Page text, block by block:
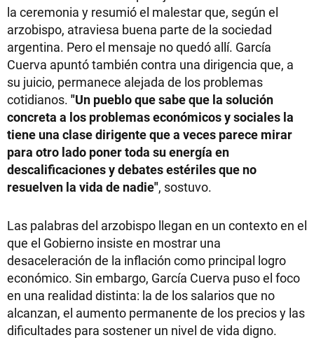
la ceremonia y resumió el malestar que, según el
arzobispo, atraviesa buena parte de la sociedad
argentina. Pero el mensaje no quedó allí. García
Cuerva apuntó también contra una dirigencia que, a
su juicio, permanece alejada de los problemas
cotidianos. "Un pueblo que sabe que la solución
concreta a los problemas económicos y sociales la
tiene una clase dirigente que a veces parece mirar
para otro lado poner toda su energía en
descalificaciones y debates estériles que no
resuelven la vida de nadie", sostuvo.
Las palabras del arzobispo llegan en un contexto en el
que el Gobierno insiste en mostrar una
desaceleración de la inflación como principal logro
económico. Sin embargo, García Cuerva puso el foco
en una realidad distinta: la de los salarios que no
alcanzan, el aumento permanente de los precios y las
dificultades para sostener un nivel de vida digno.